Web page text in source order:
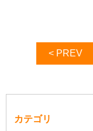
< PREV
カテゴリ